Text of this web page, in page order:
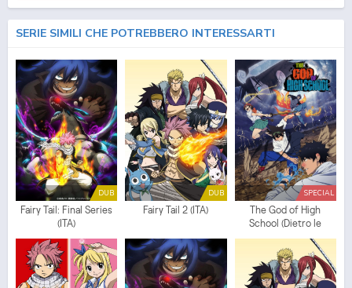
SERIE SIMILI CHE POTREBBERO INTERESSARTI
DUB
Fairy Tail: Final Series
(ITA)
DUB
Fairy Tail 2 (ITA)
SPECIAL
The God of High
School (Dietro le
quinte)